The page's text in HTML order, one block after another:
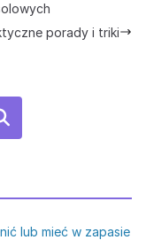
porady i triki
lub mieć w zapasie